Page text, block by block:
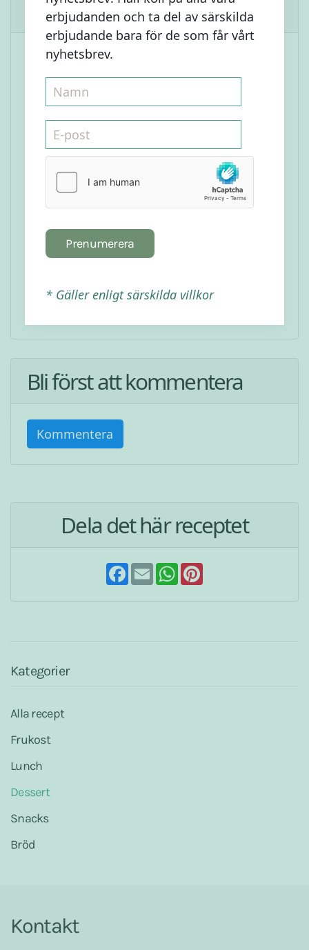
Liknande Recept
Lyxig kladdkaka
Läs mer
Bli först att kommentera
Kommentera
Dela det här receptet
F
a
c
E
m
a
W
h
a
Kategorier
Alla recept
Frukost
Lunch
Dessert
Snacks
Bröd
Kontakt
erbjudanden och ta del av särskilda
erbjudande bara för de som får vårt
nyhetsbrev.
Prenumerera
* Gäller enligt särskilda villkor